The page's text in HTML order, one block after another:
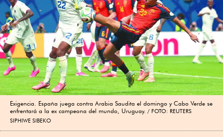
Exigencia. España juega contra Arabia Saudita el domingo y Cabo Verde se
enfrentará a la ex campeona del mundo, Uruguay.
FOTO: REUTERS
SIPHIWE SIBEKO